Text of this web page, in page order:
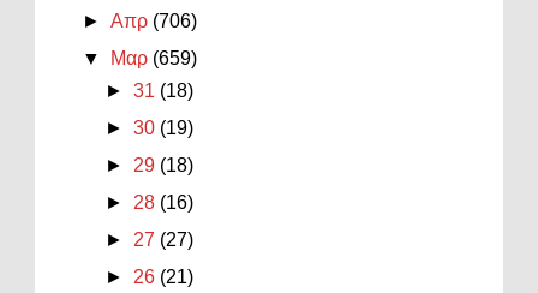
►Απρ (706)
▼
Μαρ (659)
►31 (18)
►30 (19)
► 29 (18)
► 28 (16)
► 27 (27)
► 26 (21)